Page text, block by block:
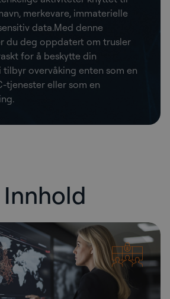
merkevare, immaterielle
data.Med denne
du deg oppdatert om trusler
for å beskytte din
tilbyr overvåking enten som en
tjenester eller som en